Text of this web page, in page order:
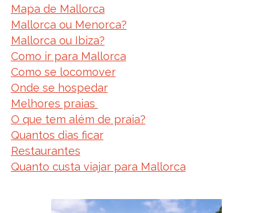
Mapa de Mallorca
Mallorca ou Menorca?
Mallorca ou Ibiza?
Como ir para Mallorca
Como se locomover
Onde se hospedar
Melhores praias
O que tem além de praia?
Quantos dias ficar
Restaurantes
Quanto custa viajar para Mallorca